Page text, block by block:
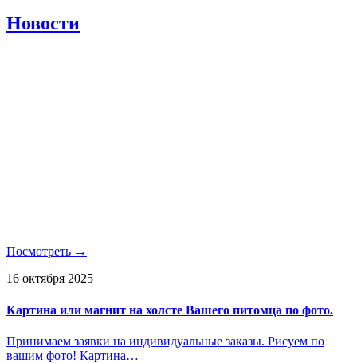
Новости
Посмотреть →
16 октября 2025
Картина или магнит на холсте Вашего питомца по фото.
Принимаем заявки на индивидуальные заказы. Рисуем по
вашим фото! Картина…